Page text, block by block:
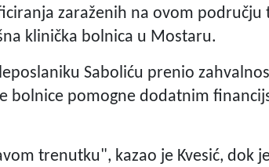
zaraženih na ovom području
klinička bolnica u Mostaru.
Saboliću prenio
bolnice pomogne dodatnim
trenutku", kazao je Kvesić, dok